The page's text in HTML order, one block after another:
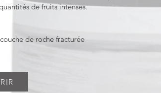
de fruits intenses.
de roche fracturée